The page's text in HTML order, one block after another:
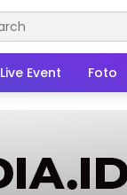
Live Event Foto